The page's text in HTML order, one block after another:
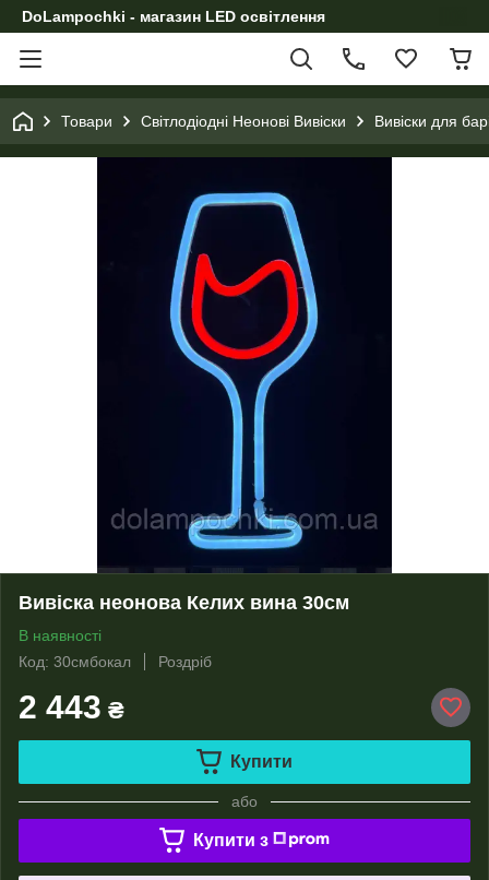
DoLampochki - магазин LED освітлення
Товари Світлодіодні Неонові Вивіски Вивіски для
Вивіска неонова Келих вина 30см
В наявності
Код: 30смбокал
Роздріб
2 443 ₴
Купити
або
Купити з